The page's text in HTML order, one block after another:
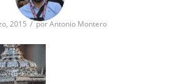
2015 / porAntonio Montero